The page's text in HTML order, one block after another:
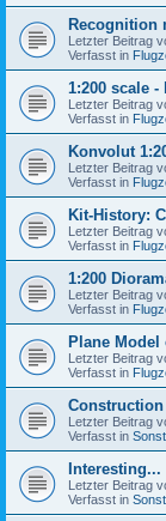
Recognition
Letzter Beitrag
Verfasst in
1:200 scale
Letzter Beitrag
Verfasst in
Konvolut
Letzter Beitrag
Verfasst in
Kit-History:
Letzter Beitrag
Verfasst in
1:200
Letzter Beitrag
Verfasst in
Plane Model
Letzter Beitrag
Verfasst in
Letzter Beitrag
Verfasst in
Interesting...
Letzter Beitrag
Verfasst in